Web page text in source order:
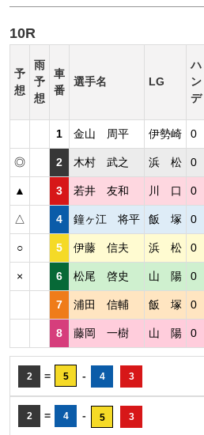
10R
予
想
雨
予
想
車
番
選手名 LG
ハ
ン
デ
1 金山 周平 伊勢崎 0
◎ 2 木村 武之 浜 松 0
▲ 3 若井 友和 川 口 0
△ 4 鐘ヶ江 将平 飯 塚 0
○ 5 伊藤 信夫 浜 松 0
× 6 松尾 啓史 山 陽 0
7 浦田 信輔 飯 塚 0
8 藤岡 一樹 山 陽 0
2 = 5 - 4 3
2 = 4 - 5 3